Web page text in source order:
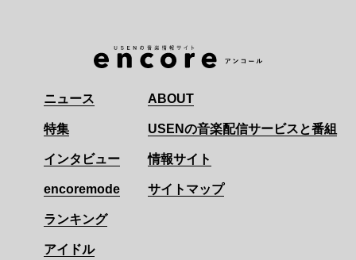
ニュース
特集
インタビュー
encoremode
ランキング
アイドル
ABOUT
USENの音楽配信サービスと番組
情報サイト
サイトマップ